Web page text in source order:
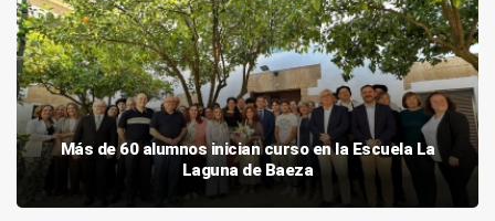
Más de 60 alumnos inician curso en la Escuela La
Laguna de Baeza